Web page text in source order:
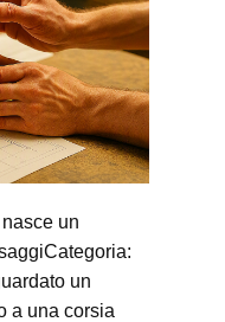
un
un
a una corsia